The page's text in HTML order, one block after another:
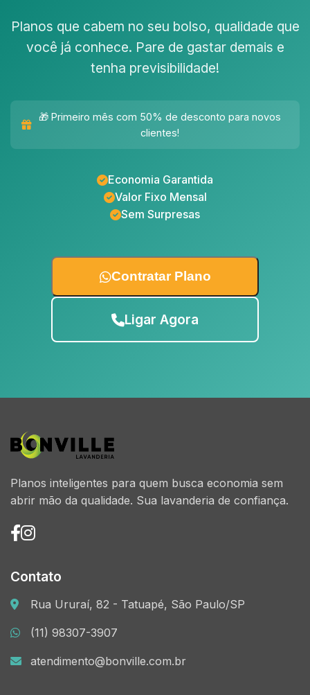
Planos que cabem no seu bolso, qualidade que
você já conhece. Pare de gastar demais e
tenha previsibilidade!
🎁 Primeiro mês com 50% de desconto para novos
clientes!
Economia Garantida
Valor Fixo Mensal
Sem Surpresas
Contratar Plano
Ligar Agora
Planos inteligentes para quem busca economia sem
abrir mão da qualidade. Sua lavanderia de confiança.
Contato
Rua Ururaí, 82 - Tatuapé, São Paulo/SP
(11) 98307-3907
atendimento@bonville.com.br